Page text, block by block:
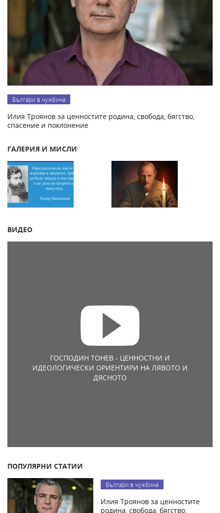
Българи в чужбина
Илия Троянов за ценностите родина, свобода, бягство,
спасение и поклонение
ГАЛЕРИЯ И МИСЛИ
ВИДЕО
ГОСПОДИН ТОНЕВ - ЦЕННОСТНИ И
ИДЕОЛОГИЧЕСКИ ОРИЕНТИРИ НА ЛЯВОТО И
ДЯСНОТО
ПОПУЛЯРНИ СТАТИИ
Българи в чужбина
Илия Троянов за ценностите
родина, свобода, бягство,